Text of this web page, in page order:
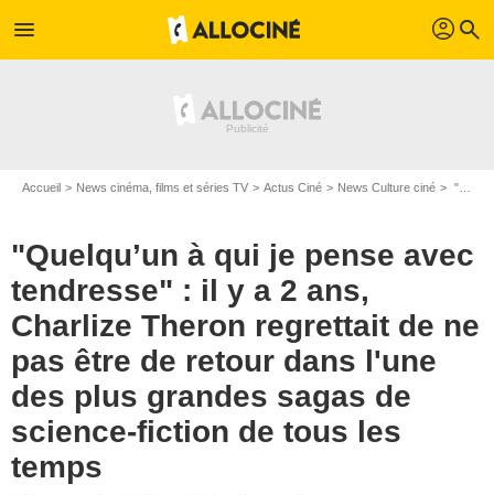
menu profil search
Accueil News cinéma, films et séries TV Actus Ciné News Culture ciné "Quelqu’un à qui je pense avec tendresse" : il y a 2 ans, Charlize Theron regrettait de ne pas être de retour dans l'une des plus grandes sagas de science-fiction de tous les temps
"Quelqu’un à qui je pense avec
tendresse" : il y a 2 ans,
Charlize Theron regrettait de ne
pas être de retour dans l'une
des plus grandes sagas de
science-fiction de tous les
temps